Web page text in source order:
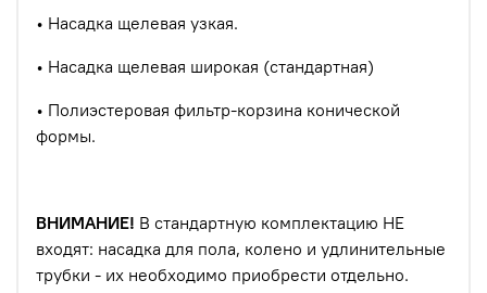
• Насадка щелевая узкая.
• Насадка щелевая широкая (стандартная)
• Полиэстеровая фильтр-корзина конической
формы.
ВНИМАНИЕ! В стандартную комплектацию НЕ
входят: насадка для пола, колено и удлинительные
трубки - их необходимо приобрести отдельно.